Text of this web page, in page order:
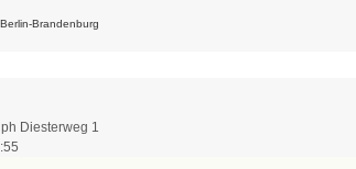
Brandenburg
Diesterweg 1